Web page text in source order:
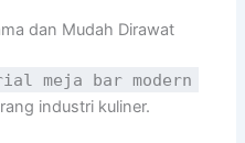
dan Mudah Dirawat
meja bar modern
industri kuliner.